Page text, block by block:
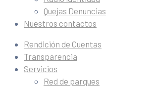
Quejas Denuncias
Nuestros contactos
Rendición de Cuentas
Transparencia
Servicios
Red de parques